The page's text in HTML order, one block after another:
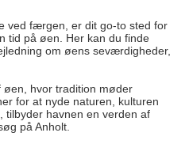
ved færgen, er dit go-to sted for
tid på øen. Her kan du finde
om øens seværdigheder,
øen, hvor tradition møder
for at nyde naturen, kulturen
tilbyder havnen en verden af
på Anholt.